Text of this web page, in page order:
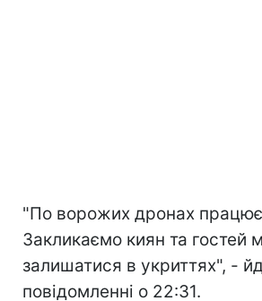
"По ворожих дронах
Закликаємо киян та гостей
залишатися в укриттях", -
повідомленні о 22:31.